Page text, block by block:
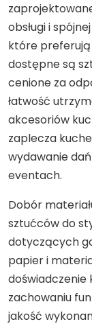
obsługi i
które preferują
dostępne są
cenione za
łatwość
akcesoriów
zaplecza
wydawanie
eventach.
Dobór
sztućców do
dotyczących
papier i
doświadczenie
zachowaniu
jakość